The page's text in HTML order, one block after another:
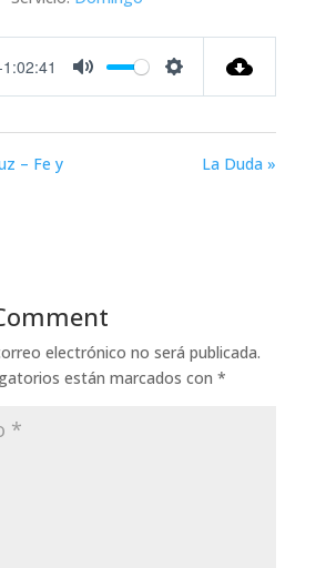
– Fe y
La Duda »
electrónico no será publicada.
están marcados con *